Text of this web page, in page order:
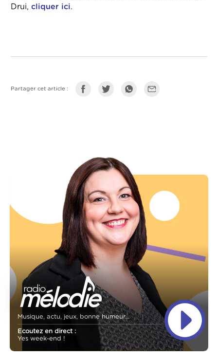
Drui,cliquer ici.
Partager cet article :
Musique, actu, jeux, bonne humeur...
Ecoutez en direct :
Yes week-end !